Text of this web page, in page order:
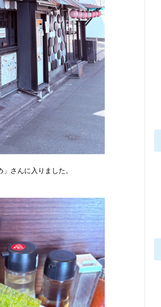
さんに入りました。